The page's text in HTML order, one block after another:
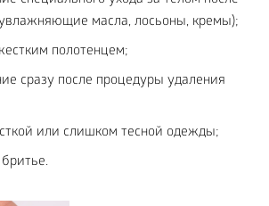
масла, лосьоны, кремы);
полотенцем;
сразу после процедуры удаления
или слишком тесной одежды;